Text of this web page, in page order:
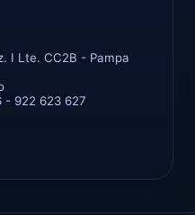
I Lte. CC2B - Pampa
- 922 623 627